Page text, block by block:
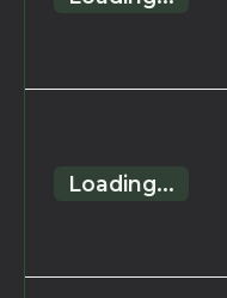
Loading...